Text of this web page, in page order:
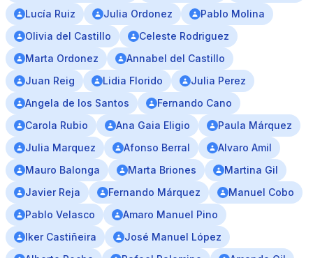
Lucía Ruiz
Julia Ordonez
Pablo Molina
Olivia del Castillo
Celeste Rodriguez
Marta Ordonez
Annabel del Castillo
Juan Reig
Lidia Florido
Julia Perez
Angela de los Santos
Fernando Cano
Carola Rubio
Ana Gaia Eligio
Paula Márquez
Julia Marquez
Afonso Berral
Alvaro Amil
Mauro Balonga
Marta Briones
Martina Gil
Javier Reja
Fernando Márquez
Manuel Cobo
Pablo Velasco
Amaro Manuel Pino
Iker Castiñeira
José Manuel López